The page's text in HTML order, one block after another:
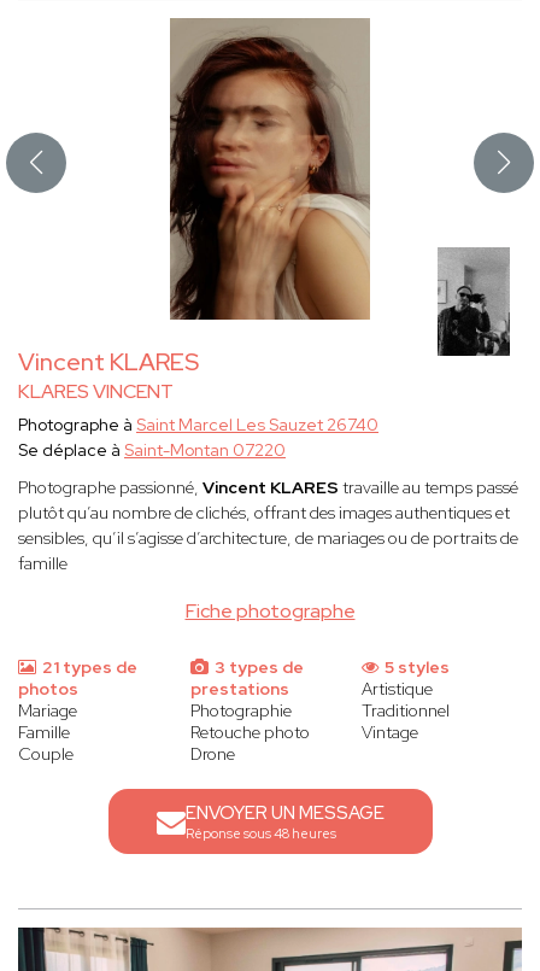
Vincent KLARES
KLARES VINCENT
Fiche photographe
Photographe à Saint Marcel Les Sauzet 26740
Se déplace à Saint-Montan 07220
Photographe passionné, Vincent KLARES travaille au temps passé
plutôt qu’au nombre de clichés, offrant des images authentiques et
sensibles, qu’il s’agisse d’architecture, de mariages ou de portraits de
famille
21 types de
photos
Mariage
Famille
Couple
3 types de
prestations
Photographie
Retouche photo
Drone
5 styles
Artistique
Traditionnel
Vintage
ENVOYER UN MESSAGE
Réponse sous 48 heures